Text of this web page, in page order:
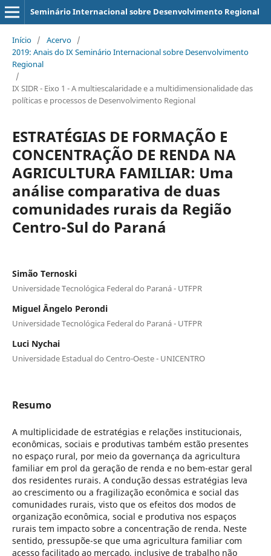
Seminário Internacional sobre Desenvolvimento Regional
Início / Acervo /
2019: Anais do IX Seminário Internacional sobre Desenvolvimento
Regional
/
IX SIDR - Eixo 1 - A multiescalaridade e a multidimensionalidade das
políticas e processos de Desenvolvimento Regional
ESTRATÉGIAS DE FORMAÇÃO E
CONCENTRAÇÃO DE RENDA NA
AGRICULTURA FAMILIAR: Uma
análise comparativa de duas
comunidades rurais da Região
Centro-Sul do Paraná
Simão Ternoski
Universidade Tecnológica Federal do Paraná - UTFPR
Miguel Ângelo Perondi
Universidade Tecnológica Federal do Paraná - UTFPR
Luci Nychai
Universidade Estadual do Centro-Oeste - UNICENTRO
Resumo
A multiplicidade de estratégias e relações institucionais,
econômicas, sociais e produtivas também estão presentes
no espaço rural, por meio da governança da agricultura
familiar em prol da geração de renda e no bem-estar geral
dos residentes rurais. A condução dessas estratégias leva
ao crescimento ou a fragilização econômica e social das
comunidades rurais, visto que os efeitos dos modos de
organização econômica, social e produtiva nos espaços
rurais tem impacto sobre a concentração de renda. Neste
sentido, pressupõe-se que uma agricultura familiar com
acesso facilitado ao mercado, inclusive de trabalho não